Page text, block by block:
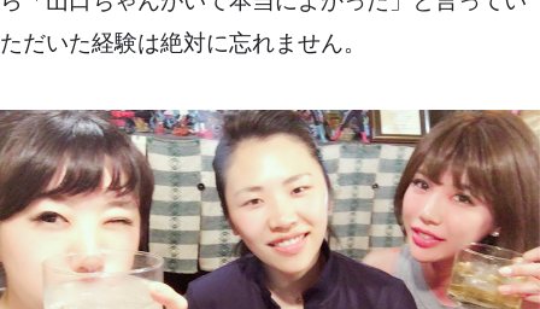
ただいた経験は絶対に忘れません。